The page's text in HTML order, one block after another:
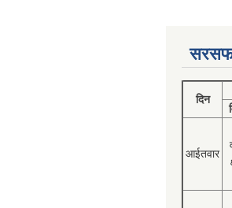
दिन
आईतवार